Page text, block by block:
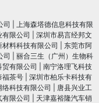
司
上海森塔德信息科技有限
限公司
深圳市易言经邦文
材料科技有限公司
东莞市阿
司
丽合三生（广州）生物科
有限公司
南宁洛理飞科技
福茶号
深圳市柏乐卡科技有
络科技有限公司
唐县兴业工
限公司
天津嘉裕隆汽车销